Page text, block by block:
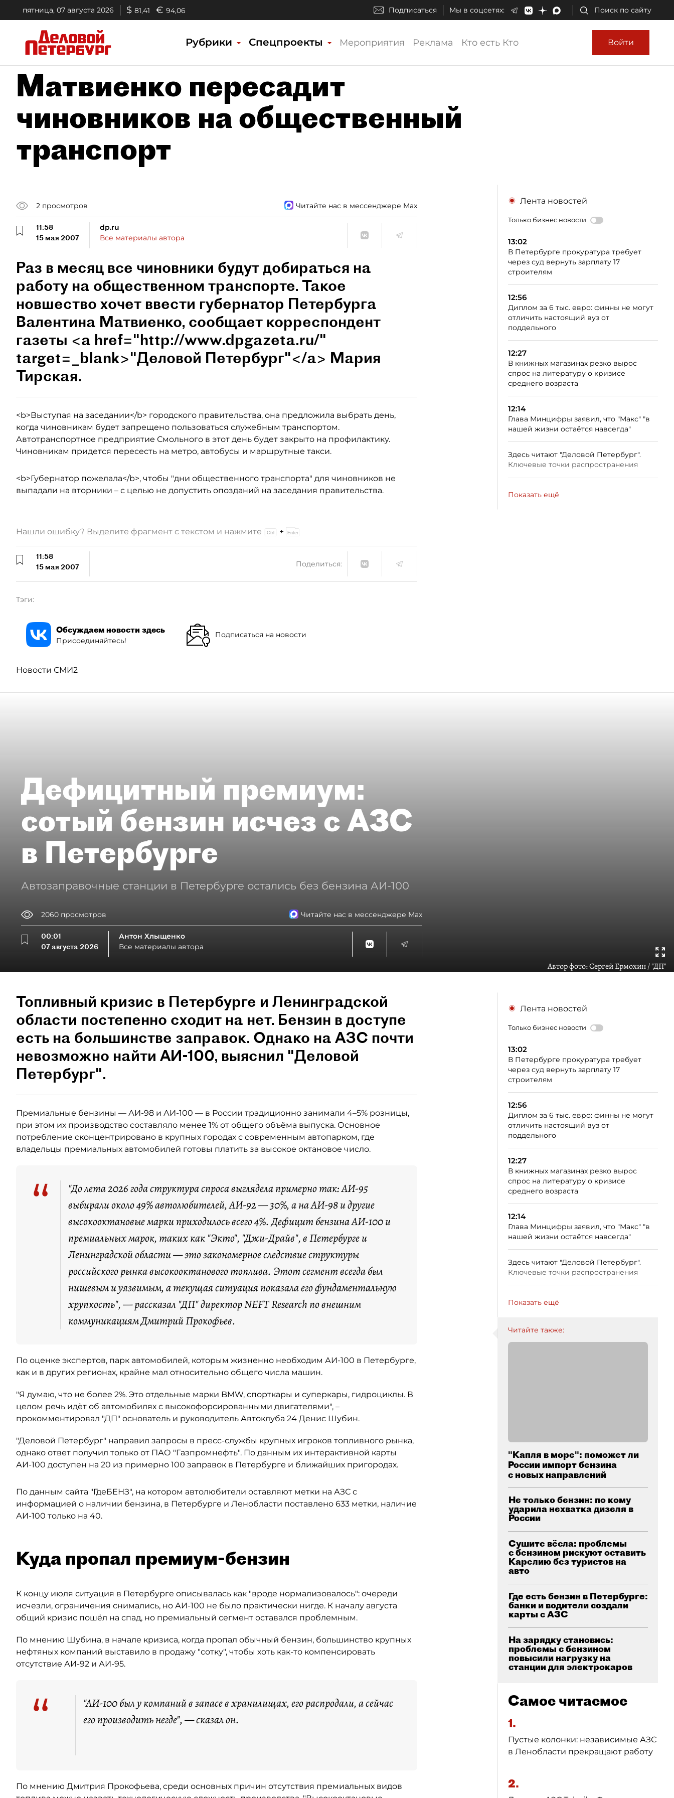
пятница, 07 августа 2026 $ 81,41 € 94,06 Подписаться Мы в соцсетях: Поиск по сайту
Рубрики Спецпроекты Мероприятия Реклама Кто есть Кто Войти
Матвиенко пересадит
чиновников на общественный
транспорт
2 просмотров Читайте нас в мессенджере Max
11:58
15 мая 2007
dp.ru
Все материалы автора
Раз в месяц все чиновники будут добираться на
работу на общественном транспорте. Такое
новшество хочет ввести губернатор Петербурга
Валентина Матвиенко, сообщает корреспондент
газеты <a href="http://www.dpgazeta.ru/"
target=_blank>"Деловой Петербург"</a> Мария
Тирская.
<b>Выступая на заседании</b> городского правительства, она предложила выбрать день,
когда чиновникам будет запрещено пользоваться служебным транспортом.
Автотранспортное предприятие Смольного в этот день будет закрыто на профилактику.
Чиновникам придется пересесть на метро, автобусы и маршрутные такси.
<b>Губернатор пожелала</b>, чтобы "дни общественного транспорта" для чиновников не
выпадали на вторники – с целью не допустить опозданий на заседания правительства.
Лента новостей
Только бизнес новости
13:02
В Петербурге прокуратура требует
через суд вернуть зарплату 17
строителям
12:56
Диплом за 6 тыс. евро: финны не могут
отличить настоящий вуз от
поддельного
12:27
В книжных магазинах резко вырос
спрос на литературу о кризисе
среднего возраста
12:14
Глава Минцифры заявил, что "Макс" "в
нашей жизни остаётся навсегда"
Здесь читают "Деловой Петербург".
Ключевые точки распространения
Показать ещё
Нашли ошибку? Выделите фрагмент с текстом и нажмите +
11:58
15 мая 2007
Поделиться:
Тэги:
Обсуждаем новости здесь
Присоединяйтесь!
Подписаться на новости
Новости СМИ2
Дефицитный премиум:
сотый бензин исчез с АЗС
в Петербурге
Автозаправочные станции в Петербурге остались без бензина АИ-100
2060 просмотров Читайте нас в мессенджере Max
00:01
07 августа 2026
Антон Хлыщенко
Все материалы автора
Автор фото:Сергей Ермохин / "ДП"
Топливный кризис в Петербурге и Ленинградской
области постепенно сходит на нет. Бензин в доступе
есть на большинстве заправок. Однако на АЗС почти
невозможно найти АИ-100, выяснил "Деловой
Петербург".
Премиальные бензины — АИ-98 и АИ-100 — в России традиционно занимали 4–5% розницы,
при этом их производство составляло менее 1% от общего объёма выпуска. Основное
потребление сконцентрировано в крупных городах с современным автопарком, где
владельцы премиальных автомобилей готовы платить за высокое октановое число.
“
"До лета 2026 года структура спроса выглядела примерно так: АИ-95
выбирали около 49% автолюбителей, АИ-92 — 30%, а на АИ-98 и другие
высокооктановые марки приходилось всего 4%. Дефицит бензина АИ-100 и
премиальных марок, таких как "Экто", "Джи-Драйв", в Петербурге и
Ленинградской области — это закономерное следствие структуры
российского рынка высокооктанового топлива. Этот сегмент всегда был
нишевым и уязвимым, а текущая ситуация показала его фундаментальную
хрупкость", — рассказал "ДП" директор NEFT Research по внешним
коммуникациям Дмитрий Прокофьев.
По оценке экспертов, парк автомобилей, которым жизненно необходим АИ-100 в Петербурге,
как и в других регионах, крайне мал относительно общего числа машин.
"Я думаю, что не более 2%. Это отдельные марки BMW, спорткары и суперкары, гидроциклы. В
целом речь идёт об автомобилях с высокофорсированными двигателями", –
прокомментировал "ДП" основатель и руководитель Автоклуба 24 Денис Шубин.
"Деловой Петербург" направил запросы в пресс-службы крупных игроков топливного рынка,
однако ответ получил только от ПАО "Газпромнефть". По данным их интерактивной карты
АИ-100 доступен на 20 из примерно 100 заправок в Петербурге и ближайших пригородах.
По данным сайта "ГдеБЕНЗ", на котором автолюбители оставляют метки на АЗС с
информацией о наличии бензина, в Петербурге и Ленобласти поставлено 633 метки, наличие
АИ-100 только на 40.
Куда пропал премиум-бензин
К концу июля ситуация в Петербурге описывалась как "вроде нормализовалось": очереди
исчезли, ограничения снимались, но АИ-100 не было практически нигде. К началу августа
общий кризис пошёл на спад, но премиальный сегмент оставался проблемным.
По мнению Шубина, в начале кризиса, когда пропал обычный бензин, большинство крупных
нефтяных компаний выставило в продажу "сотку", чтобы хоть как-то компенсировать
отсутствие АИ-92 и АИ-95.
“
"АИ-100 был у компаний в запасе в хранилищах, его распродали, а сейчас
его производить негде", — сказал он.
По мнению Дмитрия Прокофьева, среди основных причин отсутствия премиальных видов
Лента новостей
Только бизнес новости
13:02
В Петербурге прокуратура требует
через суд вернуть зарплату 17
строителям
12:56
Диплом за 6 тыс. евро: финны не могут
отличить настоящий вуз от
поддельного
12:27
В книжных магазинах резко вырос
спрос на литературу о кризисе
среднего возраста
12:14
Глава Минцифры заявил, что "Макс" "в
нашей жизни остаётся навсегда"
Здесь читают "Деловой Петербург".
Ключевые точки распространения
Показать ещё
Читайте также:
"Капля в море": поможет ли
России импорт бензина
с новых направлений
Не только бензин: по кому
ударила нехватка дизеля в
России
Сушите вёсла: проблемы
с бензином рискуют оставить
Карелию без туристов на
авто
Где есть бензин в Петербурге:
банки и водители создали
карты с АЗС
На зарядку становись:
проблемы с бензином
повысили нагрузку на
станции для электрокаров
Самое читаемое
1.
Пустые колонки: независимые АЗС
в Ленобласти прекращают работу
2.